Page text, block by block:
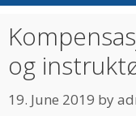
og
19. June 2019 by